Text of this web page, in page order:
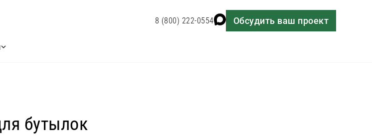
8 (800) 222-0554 Обсудить ваш проект
бутылок